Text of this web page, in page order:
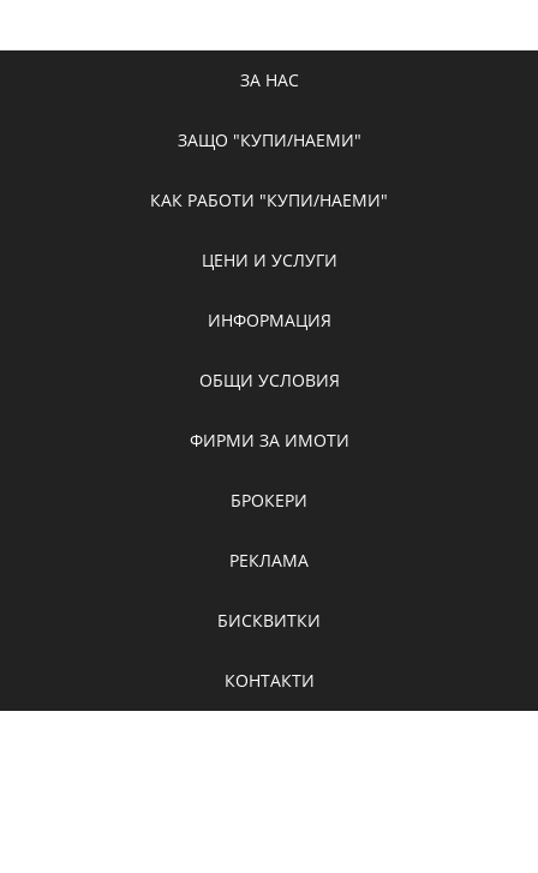
ЗА НАС
ЗАЩО "КУПИ/НАЕМИ"
КАК РАБОТИ "КУПИ/НАЕМИ"
ЦЕНИ И УСЛУГИ
ИНФОРМАЦИЯ
ОБЩИ УСЛОВИЯ
ФИРМИ ЗА ИМОТИ
БРОКЕРИ
РЕКЛАМА
БИСКВИТКИ
КОНТАКТИ